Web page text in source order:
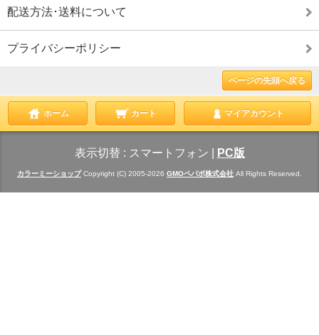
配送方法･送料について
プライバシーポリシー
ページの先頭へ戻る
ホーム カート マイアカウント
表示切替 : スマートフォン PC版
カラーミーショップCopyright (C) 2005-2026 GMOペパボ株式会社 All Rights Reserved.